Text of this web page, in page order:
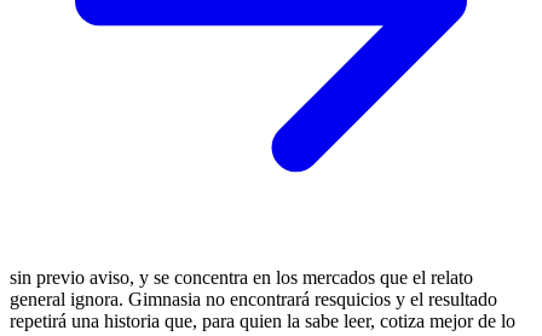
sin previo aviso, y se concentra en los mercados que el relato
general ignora. Gimnasia no encontrará resquicios y el resultado
repetirá una historia que, para quien la sabe leer, cotiza mejor de lo